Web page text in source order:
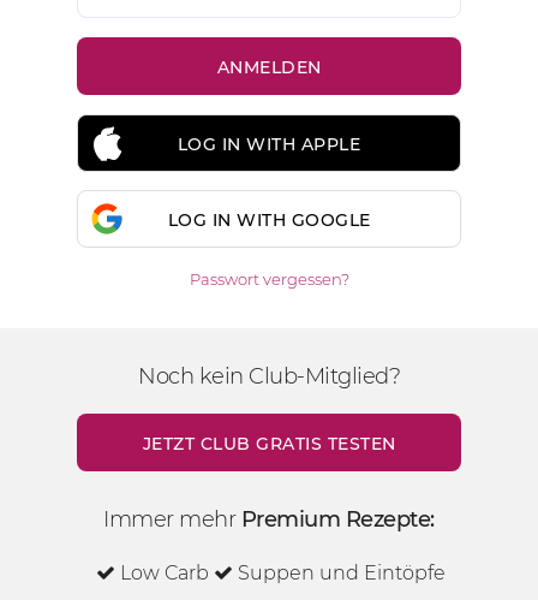
LOG IN WITH APPLE
LOG IN WITH GOOGLE
Passwort vergessen?
Noch kein Club-Mitglied?
JETZT CLUB GRATIS TESTEN
Immer mehr Premium Rezepte:
Low Carb
Suppen und Eintöpfe